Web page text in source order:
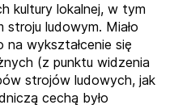
kultury lokalnej, w tym
ludowym. Miało
wykształcenie się
(z punktu widzenia
strojów ludowych, jak
cechą było